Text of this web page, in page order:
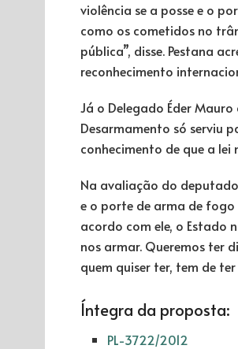
violência se a posse e o
como os cometidos no
pública”, disse. Pestana
reconhecimento
Já o Delegado Éder
Desarmamento só serviu
conhecimento de que a lei
Na avaliação do
e o porte de arma de fogo
acordo com ele, o Estado
nos armar. Queremos ter
quem quiser ter, tem de ter
Íntegra da proposta:
PL-3722/2012